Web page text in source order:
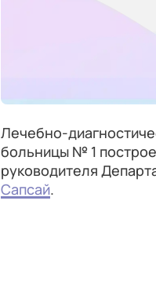
Лечебно-
больницы № 1
руководителя
Сапсай.